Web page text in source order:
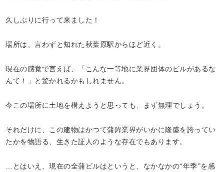
久しぶりに行って来ました！
場所は、言わずと知れた秋葉原駅からほど近く。
現在の感覚で言えば、「こんな一等地に業界団体のビルがあるな
んて！」と驚かれるかもしれません。
今この場所に土地を構えようと思っても、まず無理でしょう。
それだけに、この建物はかつて蒲鉾業界がいかに隆盛を誇ってい
たかを物語る、生きた証人のような存在でもあります。
…とはいえ、現在の全蒲ビルはというと、なかなかの“年季”を感